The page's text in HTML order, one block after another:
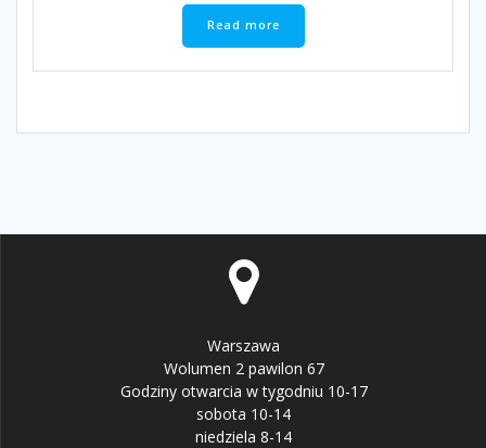
Read more
Warszawa
Wolumen 2 pawilon 67
Godziny otwarcia w tygodniu 10-17
sobota 10-14
niedziela 8-14